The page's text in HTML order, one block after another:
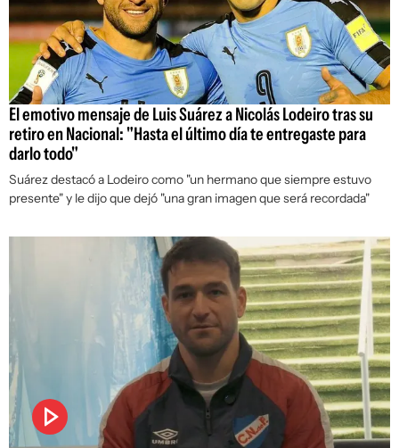
El emotivo mensaje de Luis Suárez a Nicolás Lodeiro tras su
retiro en Nacional: "Hasta el último día te entregaste para
darlo todo"
Suárez destacó a Lodeiro como "un hermano que siempre estuvo
presente" y le dijo que dejó "una gran imagen que será recordada"